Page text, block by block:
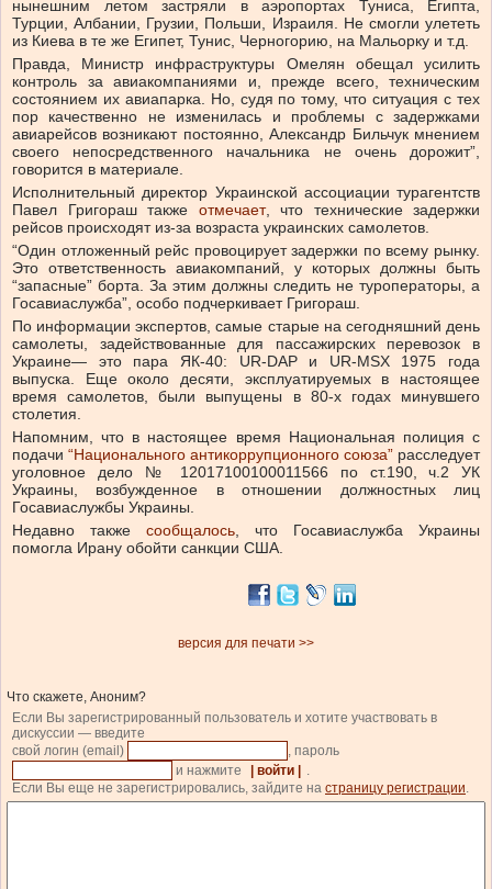
нынешним летом застряли в аэропортах Туниса, Египта,
Турции, Албании, Грузии, Польши, Израиля. Не смогли улететь
из Киева в те же Египет, Тунис, Черногорию, на Мальорку и т.д.
Правда, Министр инфраструктуры Омелян обещал усилить
контроль за авиакомпаниями и, прежде всего, техническим
состоянием их авиапарка. Но, судя по тому, что ситуация с тех
пор качественно не изменилась и проблемы с задержками
авиарейсов возникают постоянно, Александр Бильчук мнением
своего непосредственного начальника не очень дорожит”,
говорится в материале.
Исполнительный директор Украинской ассоциации турагентств
Павел Григораш также отмечает, что технические задержки
рейсов происходят из-за возраста украинских самолетов.
“Один отложенный рейс провоцирует задержки по всему рынку.
Это ответственность авиакомпаний, у которых должны быть
“запасные” борта. За этим должны следить не туроператоры, а
Госавиаслужба”, особо подчеркивает Григораш.
По информации экспертов, самые старые на сегодняшний день
самолеты, задействованные для пассажирских перевозок в
Украине— это пара ЯК-40: UR-DAP и UR-MSХ 1975 года
выпуска. Еще около десяти, эксплуатируемых в настоящее
время самолетов, были выпущены в 80-х годах минувшего
столетия.
Напомним, что в настоящее время Национальная полиция с
подачи “Национального антикоррупционного союза” расследует
уголовное дело № 12017100100011566 по ст.190, ч.2 УК
Украины, возбужденное в отношении должностных лиц
Госавиаслужбы Украины.
Недавно также сообщалось, что Госавиаслужба Украины
помогла Ирану обойти санкции США.
версия для печати >>
Что скажете, Аноним?
Если Вы зарегистрированный пользователь и хотите участвовать в
дискуссии — введите
свой логин (email)
, пароль
и нажмите
| войти |
.
Если Вы еще не зарегистрировались, зайдите на страницу регистрации.